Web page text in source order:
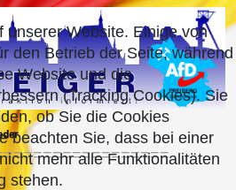
unserer Website. Einige von
den Betrieb der Seite, während
Website und die
(Tracking Cookies). Sie
ob Sie die Cookies
beachten Sie, dass bei einer
mehr alle Funktionalitäten
stehen.